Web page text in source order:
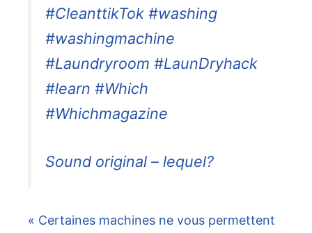
#CleanttikTok #washing
#washingmachine
#Laundryroom #LaunDryhack
#learn #Which
#Whichmagazine
Sound original – lequel?
« Certaines machines ne vous permettent